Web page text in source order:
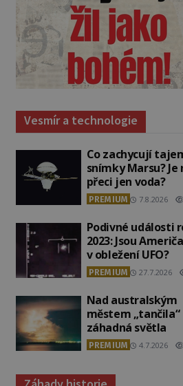
Vesmír a technologie
Co zachycují
snímky Marsu? Je
přeci jen voda?
PREMIUM 7.8.2026
Podivné události
2023: Jsou
v obležení UFO?
PREMIUM 27.7.2026
Nad australským
městem „tančila“
záhadná světla
PREMIUM 4.7.2026